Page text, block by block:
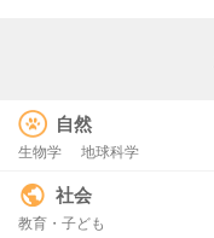
自然
生物学 地球科学
社会
教育・子ども